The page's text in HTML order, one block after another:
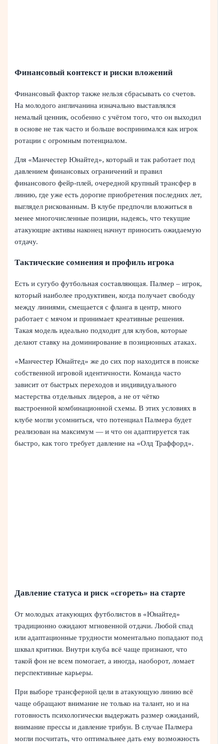
Финансовый контекст и риски вложений
Финансовый фактор также нельзя сбрасывать со счетов.
На молодого англичанина изначально выставлялся
немалый ценник, особенно с учётом того, что он выходил
в основе не так часто и больше воспринимался как игрок
ротации с огромным потенциалом.
Для «Манчестер Юнайтед», который и так работает под
давлением финансовых ограничений и правил
финансового фейр-плей, очередной крупный трансфер в
линию, где уже есть дорогие приобретения последних лет,
выглядел рискованным. В клубе предпочли вложиться в
менее многочисленные позиции, надеясь, что текущие
атакующие активы наконец начнут приносить ожидаемую
отдачу.
Тактические сомнения и профиль игрока
Есть и сугубо футбольная составляющая. Палмер – игрок,
который наиболее продуктивен, когда получает свободу
между линиями, смещается с фланга в центр, много
работает с мячом и принимает креативные решения.
Такая модель идеально подходит для клубов, которые
делают ставку на доминирование в позиционных атаках.
«Манчестер Юнайтед» же до сих пор находится в поиске
собственной игровой идентичности. Команда часто
зависит от быстрых переходов и индивидуального
мастерства отдельных лидеров, а не от чётко
выстроенной комбинационной схемы. В этих условиях в
клубе могли усомниться, что потенциал Палмера будет
реализован на максимум — и что он адаптируется так
быстро, как того требует давление на «Олд Траффорд».
Давление статуса и риск «сгореть» на старте
От молодых атакующих футболистов в «Юнайтед»
традиционно ожидают мгновенной отдачи. Любой спад
или адаптационные трудности моментально попадают под
шквал критики. Внутри клуба всё чаще признают, что
такой фон не всем помогает, а иногда, наоборот, ломает
перспективные карьеры.
При выборе трансферной цели в атакующую линию всё
чаще обращают внимание не только на талант, но и на
готовность психологически выдержать размер ожиданий,
внимание прессы и давление трибун. В случае Палмера
могли посчитать, что оптимальнее дать ему возможность